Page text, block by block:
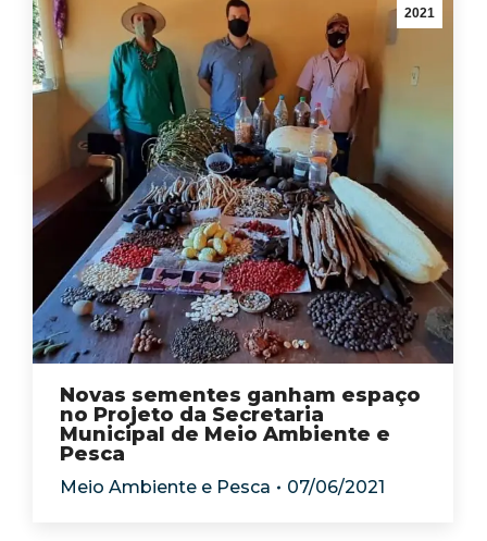
2021
Novas sementes ganham espaço
no Projeto da Secretaria
Municipal de Meio Ambiente e
Pesca
Meio Ambiente e Pesca 07/06/2021